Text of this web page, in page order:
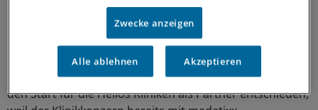
Sektors an den Medikationsplan (der erst 2019 als
elektronische Variante kommen soll) gewartet wird,
haben die Münchener Netzärzte Anfang Dezember ihren
Datenserver für den Austausch von Notfalldaten mit der
ersten Klinik in Betrieb genommen. "Wir haben uns für
den Start für die Helios Kliniken als Partner entschieden,
Zwecke anzeigen
Alle ablehnen Akzeptieren